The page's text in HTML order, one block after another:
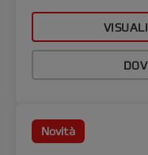
Novità